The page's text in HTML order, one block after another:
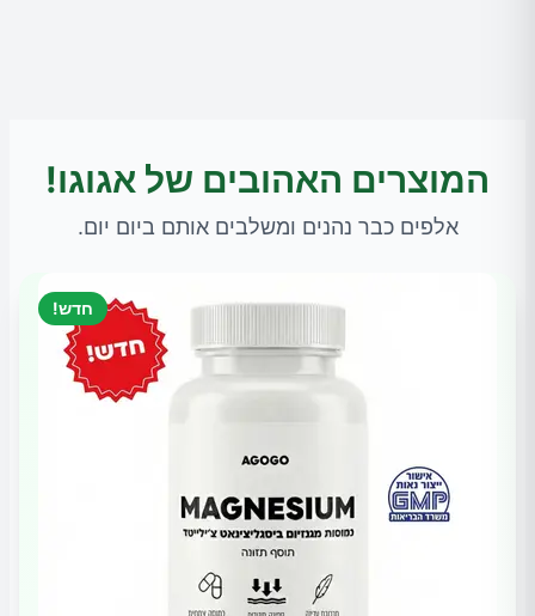
המוצרים האהובים של אגוגו!
אלפים כבר נהנים ומשלבים אותם ביום יום.
חדש!